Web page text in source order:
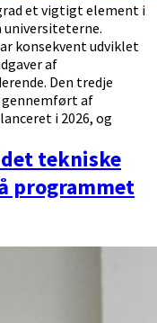
et vigtigt element i
konsekvent udviklet
af
Den tredje
gennemført af
i 2026, og
tekniske
programmet